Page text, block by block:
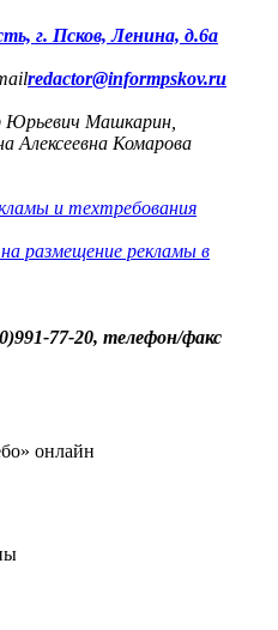
г. Псков, Ленина, д.6а
redactor@informpskov.ru
Юрьевич Машкарин,
Алексеевна Комарова
и техтребования
размещение рекламы в
77-20, телефон/факс
онлайн